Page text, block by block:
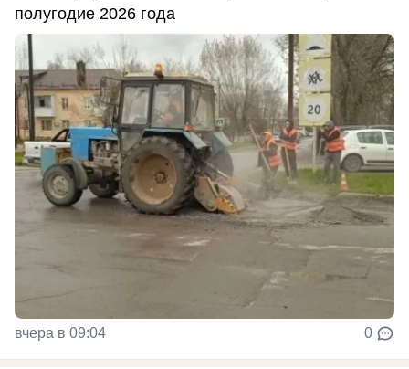
полугодие 2026 года
вчера в 09:04 0